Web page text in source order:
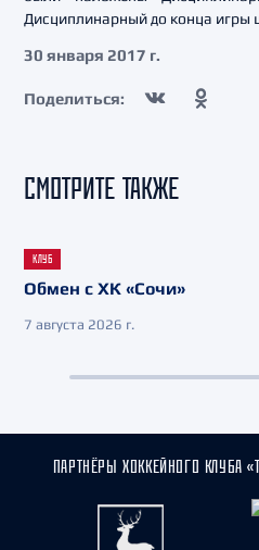
Дисциплинарный до конца
30 января 2017 г.
Поделиться:
СМОТРИТЕ ТАКЖЕ
КЛУБ
Обмен с ХК «Сочи»
7 августа 2026 г.
ПАРТНЁРЫ ХОККЕЙНОГО КЛУБА